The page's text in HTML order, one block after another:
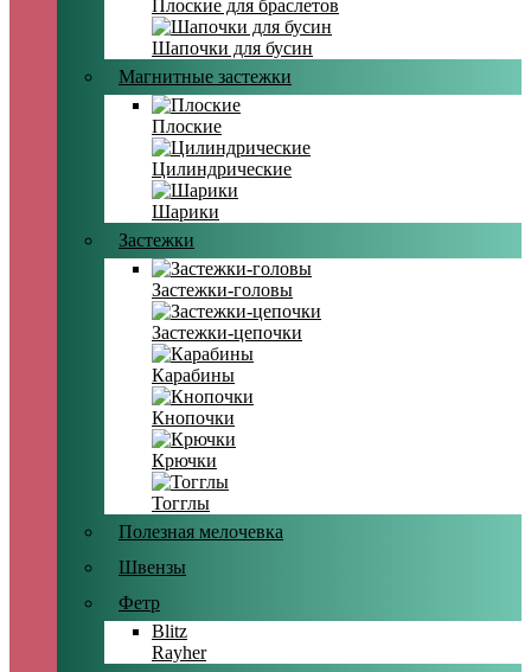
Плоские для браслетов
Шапочки для бусин
Магнитные застежки
Плоские
Цилиндрические
Шарики
Застежки
Застежки-головы
Застежки-цепочки
Карабины
Кнопочки
Крючки
Тогглы
Полезная мелочевка
Швензы
Фетр
Blitz
Rayher